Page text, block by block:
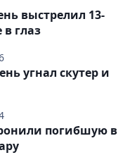
выстрелил 13-
глаз
угнал скутер и
погибшую в